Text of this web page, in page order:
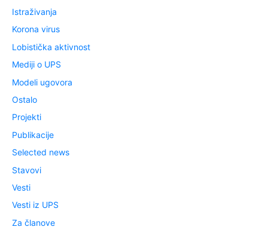
Istraživanja
Korona virus
Lobistička aktivnost
Mediji o UPS
Modeli ugovora
Ostalo
Projekti
Publikacije
Selected news
Stavovi
Vesti
Vesti iz UPS
Za članove